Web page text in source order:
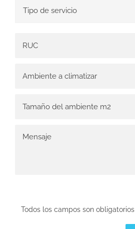
Todos los campos son obligatorios